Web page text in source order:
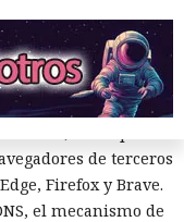
Mysk
la causa radica en
de terceros
Firefox y Brave.
el mecanismo de